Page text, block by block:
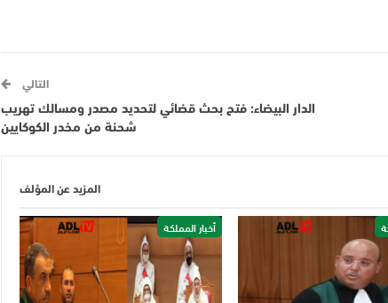
التالي
الدار البيضاء: فتح بحث قضائي لتحديد مصدر ومسالك تهريب
شحنة من مخدر الكوكايين
المزيد عن المؤلف
أخبار المملكة